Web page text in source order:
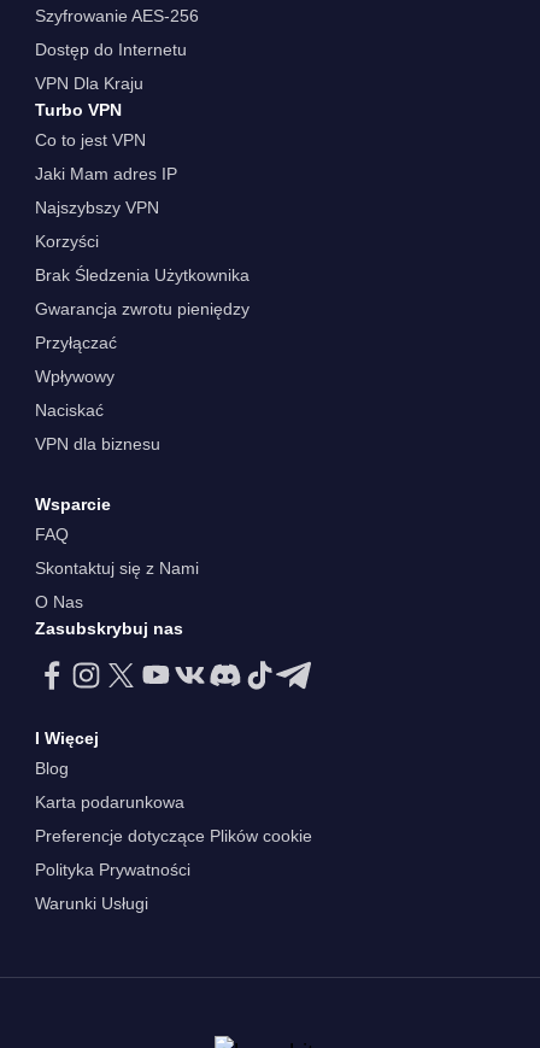
Szyfrowanie AES-256
Dostęp do Internetu
VPN Dla Kraju
Turbo VPN
Co to jest VPN
Jaki Mam adres IP
Najszybszy VPN
Korzyści
Brak Śledzenia Użytkownika
Gwarancja zwrotu pieniędzy
Przyłączać
Wpływowy
Naciskać
VPN dla biznesu
Wsparcie
FAQ
Skontaktuj się z Nami
O Nas
Zasubskrybuj nas
I Więcej
Blog
Karta podarunkowa
Preferencje dotyczące Plików cookie
Polityka Prywatności
Warunki Usługi